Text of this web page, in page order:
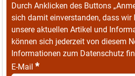
Durch Anklicken des Buttons
sich damit einverstanden, dass wir
unsere aktuellen Artikel und
können sich jederzeit von diesem
Informationen zum Datenschutz
E-Mail *